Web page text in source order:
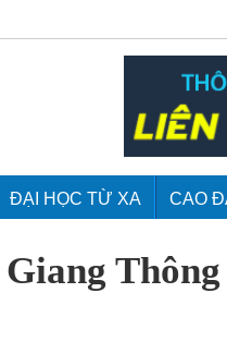
ĐẠI HỌC TỪ XA CAO